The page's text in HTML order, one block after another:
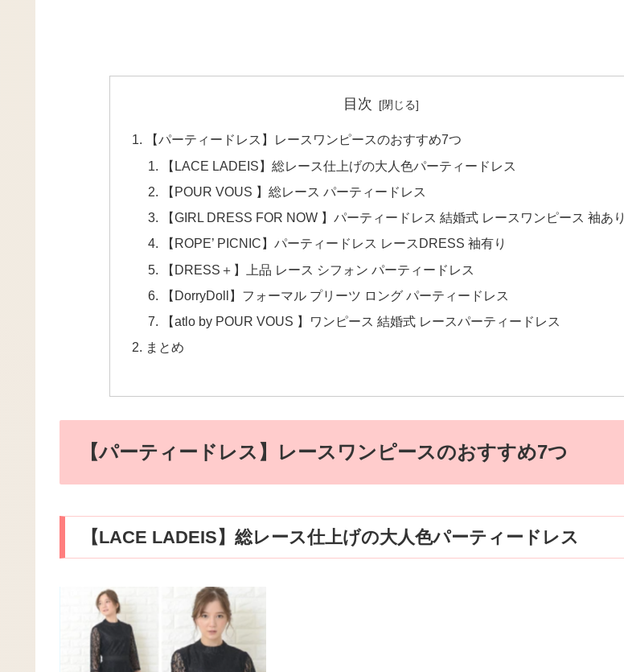
目次
【パーティードレス】レースワンピースのおすすめ7つ
【LACE LADEIS】総レース仕上げの大人色パーティードレス
【POUR VOUS 】総レース パーティードレス
【GIRL DRESS FOR NOW 】パーティードレス 結婚式 レースワンピース 袖あり
【ROPE’ PICNIC】パーティードレス レースDRESS 袖有り
【DRESS＋】上品 レース シフォン パーティードレス
【DorryDoll】フォーマル プリーツ ロング パーティードレス
【atlo by POUR VOUS 】ワンピース 結婚式 レースパーティードレス
まとめ
【パーティードレス】レースワンピースのおすすめ7つ
【LACE LADEIS】総レース仕上げの大人色パーティードレス